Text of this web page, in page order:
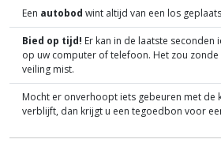
Een autobod wint altijd van een los
Bied op tijd! Er kan in de laatste seconden
op uw computer of telefoon. Het zou
veiling mist.
Mocht er onverhoopt iets gebeuren met de
verblijft, dan krijgt u een tegoedbon voor